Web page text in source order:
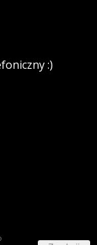
:)